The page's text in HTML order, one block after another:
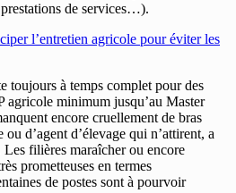
de services…).
l’entretien agricole pour éviter les
toujours à temps complet pour des
agricole minimum jusqu’au Master
encore cruellement de bras
d’agent d’élevage qui n’attirent, a
filières maraîcher ou encore
prometteuses en termes
de postes sont à pourvoir